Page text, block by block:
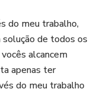
do meu trabalho,
solução de todos os
alcancem
apenas ter
do meu trabalho